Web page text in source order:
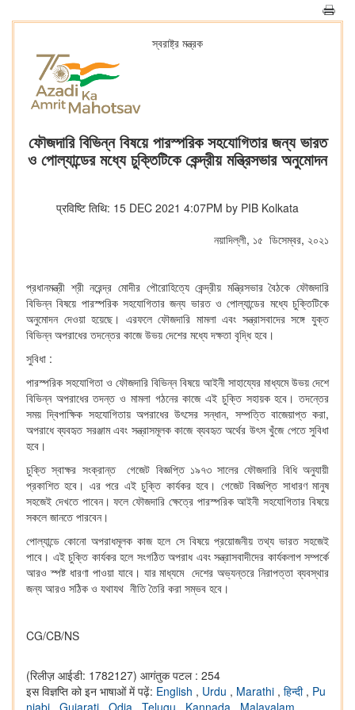
স্বরাষ্ট্র মন্ত্রক
ফৌজদারি বিভিন্ন বিষয়ে পারস্পরিক সহযোগিতার জন্য ভারত
ও পোল্যান্ডের মধ্যে চুক্তিটিকে কেন্দ্রীয় মন্ত্রিসভার অনুমোদন
प्रविष्टि तिथि: 15 DEC 2021 4:07PM by PIB Kolkata
নয়াদিল্লী, ১৫ ডিসেম্বর, ২০২১
প্রধানমন্ত্রী শ্রী নরেন্দ্র মোদীর পৌরোহিত্যে কেন্দ্রীয় মন্ত্রিসভার বৈঠকে ফৌজদারি
বিভিন্ন বিষয়ে পারস্পরিক সহযোগিতার জন্য ভারত ও পোল্যান্ডের মধ্যে চুক্তিটিকে
অনুমোদন দেওয়া হয়েছে। এরফলে ফৌজদারি মামলা এবং সন্ত্রাসবাদের সঙ্গে যুক্ত
বিভিন্ন অপরাধের তদন্তের কাজে উভয় দেশের মধ্যে দক্ষতা বৃদ্ধি হবে।
সুবিধা :
পারস্পরিক সহযোগিতা ও ফৌজদারি বিভিন্ন বিষয়ে আইনী সাহায্যের মাধ্যমে উভয় দেশে
বিভিন্ন অপরাধের তদন্ত ও মামলা গঠনের কাজে এই চুক্তি সহায়ক হবে। তদন্তের
সময় দ্বিপাক্ষিক সহযোগিতায় অপরাধের উৎসের সন্ধান, সম্পত্তি বাজেয়াপ্ত করা,
অপরাধে ব্যবহৃত সরঞ্জাম এবং সন্ত্রাসমূলক কাজে ব্যবহৃত অর্থের উৎস খুঁজে পেতে সুবিধা
হবে।
চুক্তি স্বাক্ষর সংক্রান্ত গেজেট বিজ্ঞপ্তি ১৯৭৩ সালের ফৌজদারি বিধি অনুযায়ী
প্রকাশিত হবে। এর পরে এই চুক্তি কার্যকর হবে। গেজেট বিজ্ঞপ্তি সাধারণ মানুষ
সহজেই দেখতে পাবেন। ফলে ফৌজদারি ক্ষেত্রে পারস্পরিক আইনী সহযোগিতার বিষয়ে
সকলে জানতে পারবেন।
পোল্যান্ডে কোনো অপরাধমূলক কাজ হলে সে বিষয়ে প্রয়োজনীয় তথ্য ভারত সহজেই
পাবে। এই চুক্তি কার্যকর হলে সংগঠিত অপরাধ এবং সন্ত্রাসবাদীদের কার্যকলাপ সম্পর্কে
আরও স্পষ্ট ধারণা পাওয়া যাবে। যার মাধ্যমে দেশের অভ্যন্তরে নিরাপত্তা ব্যবস্থার
জন্য আরও সঠিক ও যথাযথ নীতি তৈরি করা সম্ভব হবে।
CG/CB/NS
(रिलीज़ आईडी: 1782127) आगंतुक पटल : 254
इस विज्ञप्ति को इन भाषाओं में पढ़ें: English , Urdu , Marathi , हिन्दी , Pu